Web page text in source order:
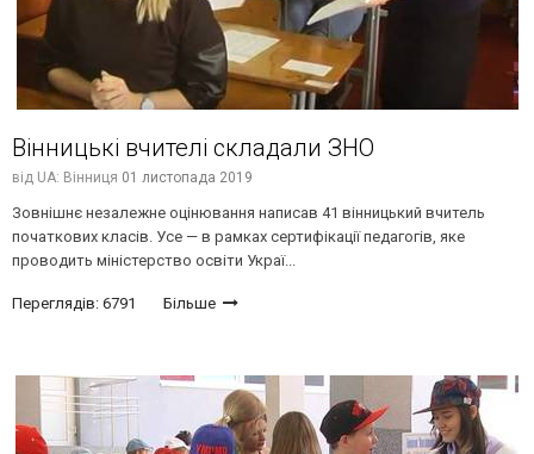
Вінницькі вчителі складали ЗНО
від UA: Вінниця 01 листопада 2019
Зовнішнє незалежне оцінювання написав 41 вінницький вчитель
початкових класів. Усе — в рамках сертифікації педагогів, яке
проводить міністерство освіти Украї...
Переглядів: 6791 Більше